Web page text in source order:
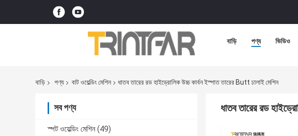
বাড়ি পণ্য ভিডিও
বাড়ি পণ্য বাট ওয়েল্ডিং মেশিন ধাতব তারের রড হাইড্রোলিক উচ্চ কার্বন ইস্পাত তারের Butt ঢালাই মেশিন
সব পণ্য
স্পট ওয়েল্ডিং মেশিন (49)
ধাতব তারের রড